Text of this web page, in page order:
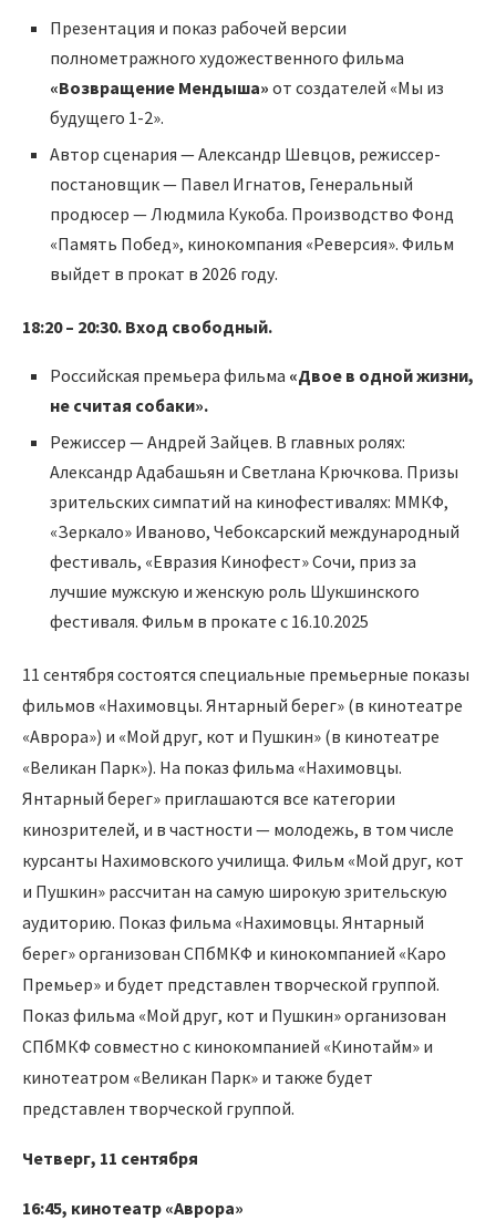
Презентация и показ рабочей версии
полнометражного художественного фильма
«Возвращение Мендыша» от создателей «Мы из
будущего 1-2».
Автор сценария — Александр Шевцов, режиссер-
постановщик — Павел Игнатов, Генеральный
продюсер — Людмила Кукоба. Производство Фонд
«Память Побед», кинокомпания «Реверсия». Фильм
выйдет в прокат в 2026 году.
18:20 – 20:30. Вход свободный.
Российская премьера фильма «Двое в одной жизни,
не считая собаки».
Режиссер — Андрей Зайцев. В главных ролях:
Александр Адабашьян и Светлана Крючкова. Призы
зрительских симпатий на кинофестивалях: ММКФ,
«Зеркало» Иваново, Чебоксарcкий международный
фестиваль, «Евразия Кинофест» Сочи, приз за
лучшие мужскую и женскую роль Шукшинского
фестиваля. Фильм в прокате с 16.10.2025
11 сентября состоятся специальные премьерные показы
фильмов «Нахимовцы. Янтарный берег» (в кинотеатре
«Аврора») и «Мой друг, кот и Пушкин» (в кинотеатре
«Великан Парк»). На показ фильма «Нахимовцы.
Янтарный берег» приглашаются все категории
кинозрителей, и в частности — молодежь, в том числе
курсанты Нахимовского училища. Фильм «Мой друг, кот
и Пушкин» рассчитан на самую широкую зрительскую
аудиторию. Показ фильма «Нахимовцы. Янтарный
берег» организован СПбМКФ и кинокомпанией «Каро
Премьер» и будет представлен творческой группой.
Показ фильма «Мой друг, кот и Пушкин» организован
СПбМКФ совместно с кинокомпанией «Кинотайм» и
кинотеатром «Великан Парк» и также будет
представлен творческой группой.
Четверг, 11 сентября
16:45, кинотеатр «Аврора»